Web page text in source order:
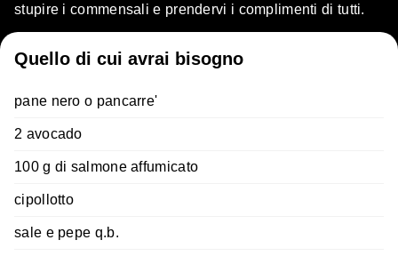
stupire i commensali e prendervi i complimenti di tutti.
Quello di cui avrai bisogno
pane nero o pancarre'
2 avocado
100 g di salmone affumicato
cipollotto
sale e pepe q.b.